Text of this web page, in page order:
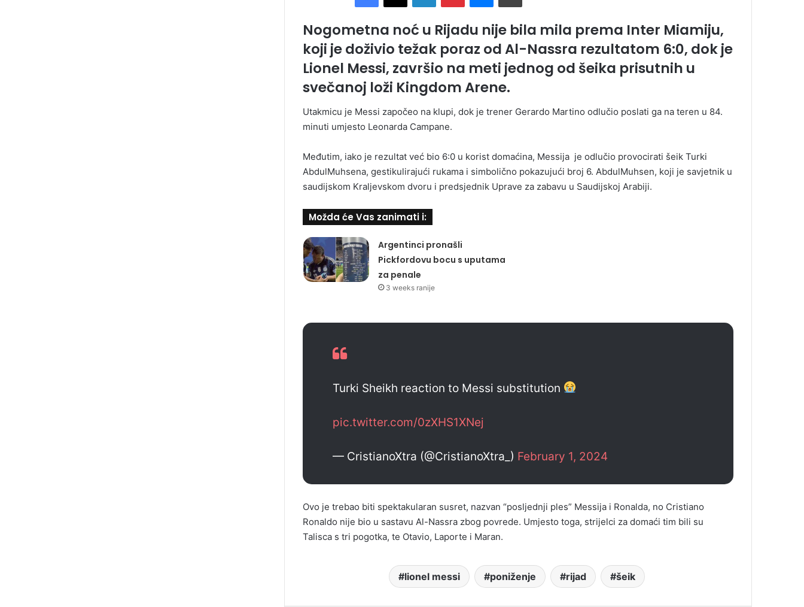
Nogometna noć u Rijadu nije bila mila prema Inter Miamiju,
koji je doživio težak poraz od Al-Nassra rezultatom 6:0, dok je
Lionel Messi, završio na meti jednog od šeika prisutnih u
svečanoj loži Kingdom Arene.
Utakmicu je Messi započeo na klupi, dok je trener Gerardo Martino odlučio poslati ga na teren u 84.
minuti umjesto Leonarda Campane.
Međutim, iako je rezultat već bio 6:0 u korist domaćina, Messija je odlučio provocirati šeik Turki
AbdulMuhsena, gestikulirajući rukama i simbolično pokazujući broj 6. AbdulMuhsen, koji je savjetnik u
saudijskom Kraljevskom dvoru i predsjednik Uprave za zabavu u Saudijskoj Arabiji.
Možda će Vas zanimati i:
Argentinci pronašli
Pickfordovu bocu s uputama
za penale
3 weeks ranije
Turki Sheikh reaction to Messi substitution
pic.twitter.com/0zXHS1XNej
— CristianoXtra (@CristianoXtra_) February 1, 2024
Ovo je trebao biti spektakularan susret, nazvan “posljednji ples” Messija i Ronalda, no Cristiano
Ronaldo nije bio u sastavu Al-Nassra zbog povrede. Umjesto toga, strijelci za domaći tim bili su
Talisca s tri pogotka, te Otavio, Laporte i Maran.
lionel messi poniženje rijad šeik